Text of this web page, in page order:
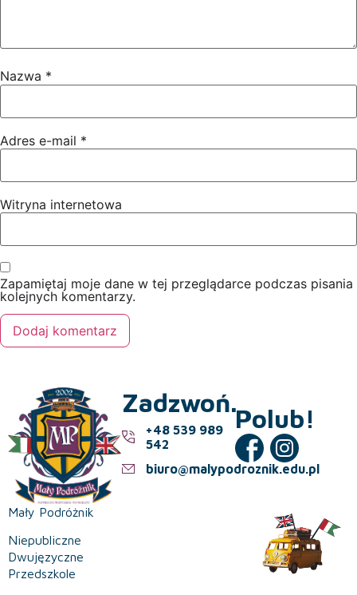
Nazwa *
Adres e-mail *
Witryna internetowa
Zapamiętaj moje dane w tej przeglądarce podczas pisania
kolejnych komentarzy.
Mały Podróżnik
Niepubliczne
Dwujęzyczne
Przedszkole
Zadzwoń.
+48 539 989
542
biuro@malypodroznik.edu.pl
Polub!